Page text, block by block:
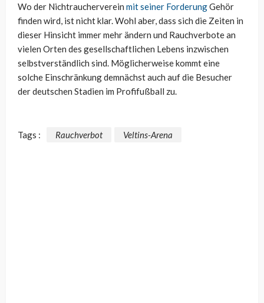
Wo der Nichtraucherverein mit seiner ForderungGehör
finden wird, ist nicht klar. Wohl aber, dass sich die Zeiten in
dieser Hinsicht immer mehr ändern und Rauchverbote an
vielen Orten des gesellschaftlichen Lebens inzwischen
selbstverständlich sind. Möglicherweise kommt eine
solche Einschränkung demnächst auch auf die Besucher
der deutschen Stadien im Profifußball zu.
Tags : Rauchverbot Veltins-Arena